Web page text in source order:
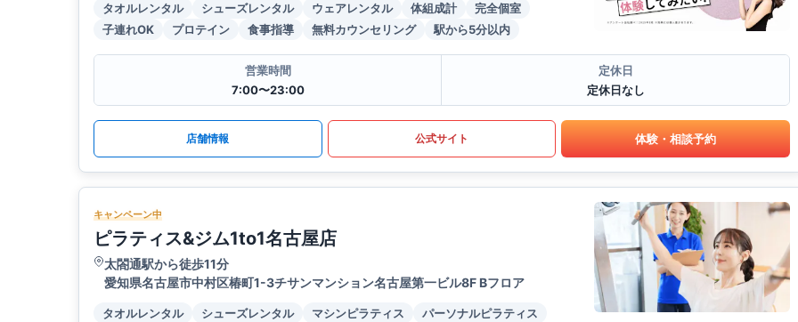
タオルレンタル シューズレンタル ウェアレンタル 体組成計
完全個室
子連れOK
プロテイン 食事指導 無料カウンセリング 駅から5分以内
営業時間
7:00〜23:00
定休日
定休日なし
店舗情報 公式サイト 体験・相談予約
キャンペーン中
ピラティス&ジム1to1名古屋店
太閤通駅から徒歩11分
愛知県名古屋市中村区椿町1-3チサンマンション名古屋第一ビル8F Bフロア
タオルレンタル シューズレンタル マシンピラティス
パーソナルピラティス